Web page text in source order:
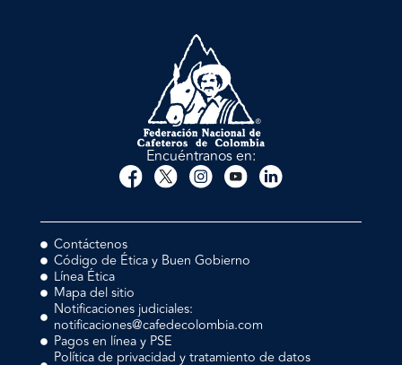
Encuéntranos en:
Contáctenos
Código de Ética y Buen Gobierno
Línea Ética
Mapa del sitio
Notificaciones judiciales:
notificaciones@cafedecolombia.com
Pagos en línea y PSE
Política de privacidad y tratamiento de datos